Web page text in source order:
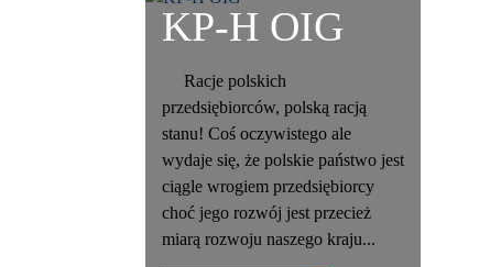
KP-H OIG
Racje polskich
przedsiębiorców, polską racją
stanu! Coś oczywistego ale
wydaje się, że polskie państwo jest
ciągle wrogiem przedsiębiorcy
choć jego rozwój jest przecież
miarą rozwoju naszego kraju...